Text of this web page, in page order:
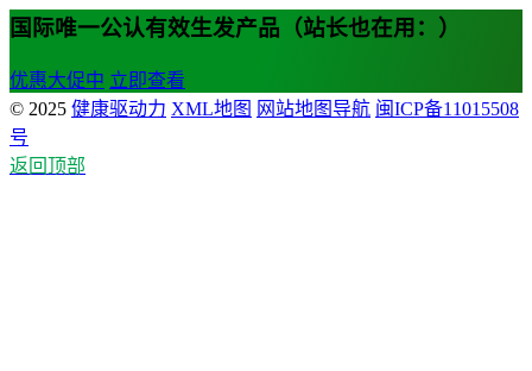
国际唯一公认有效生发产品（站长也在用：）
优惠大促中 立即查看
© 2025 健康驱动力 XML地图 网站地图导航 闽ICP备11015508
号
返回顶部